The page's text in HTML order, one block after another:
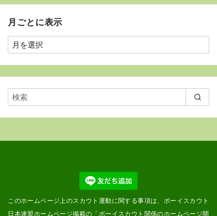
月ごとに表示
月
ご
と
表
示
このホームページ上のスカウト運動に関する事項は、ボーイスカウト
日本連盟ホームページ掲載の「ボーイスカウト関係のホームページ開